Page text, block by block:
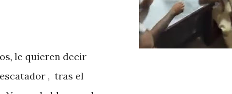
le quieren decir
, tras el